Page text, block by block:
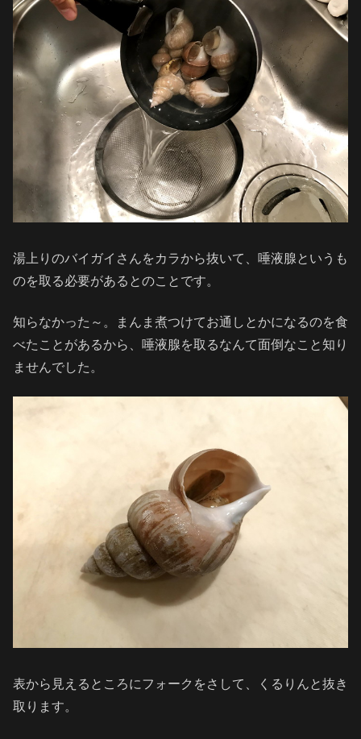
湯上りのバイガイさんをカラから抜いて、唾液腺というも
のを取る必要があるとのことです。
知らなかった～。まんま煮つけてお通しとかになるのを食
べたことがあるから、唾液腺を取るなんて面倒なこと知り
ませんでした。
表から見えるところにフォークをさして、くるりんと抜き
取ります。